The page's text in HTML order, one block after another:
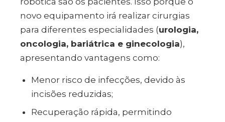
novo equipamento irá realizar cirurgias
para diferentes especialidades (urologia,
oncologia, bariátrica e ginecologia),
apresentando vantagens como:
Menor risco de infecções, devido às
incisões reduzidas;
Recuperação rápida, permitindo